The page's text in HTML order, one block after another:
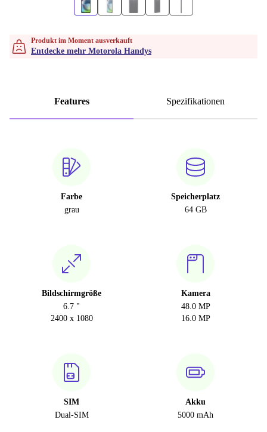
Produkt im Moment ausverkauft
Entdecke mehr Motorola Handys
Features Spezifikationen
Farbe
grau
Speicherplatz
64 GB
Bildschirmgröße
6.7 "
2400 x 1080
Kamera
48.0 MP
16.0 MP
SIM
Dual-SIM
Akku
5000 mAh